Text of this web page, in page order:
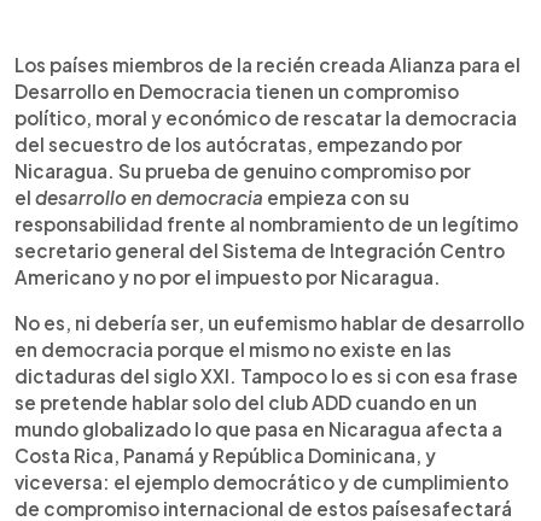
► Escuchar artículo
Los países miembros de la recién creada Alianza para el
Desarrollo en Democracia tienen un compromiso
político, moral y económico de rescatar la democracia
del secuestro de los autócratas, empezando por
Nicaragua. Su prueba de genuino compromiso por
el desarrollo en democracia empieza con su
responsabilidad frente al nombramiento de un legítimo
secretario general del Sistema de Integración Centro
Americano y no por el impuesto por Nicaragua.
No es, ni debería ser, un eufemismo hablar de desarrollo
en democracia porque el mismo no existe en las
dictaduras del siglo XXI. Tampoco lo es si con esa frase
se pretende hablar solo del club ADD cuando en un
mundo globalizado lo que pasa en Nicaragua afecta a
Costa Rica, Panamá y República Dominicana, y
viceversa: el ejemplo democrático y de cumplimiento
de compromiso internacional de estos paísesafectará